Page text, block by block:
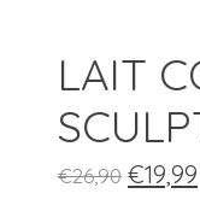
LAIT
€26,90 €19,99